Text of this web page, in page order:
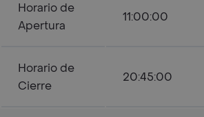
Horario de
Apertura
11:00:00
Horario de
Cierre
20:45:00